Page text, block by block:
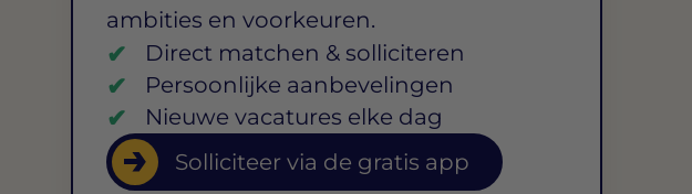
ambities en voorkeuren.
Direct matchen & solliciteren
Persoonlijke aanbevelingen
Nieuwe vacatures elke dag
Solliciteer via de gratis app